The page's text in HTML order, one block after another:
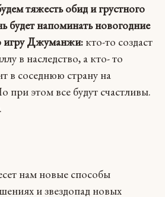
тяжесть обид и грустного
будет напоминать новогодние
игру Джуманжи:кто-то создаст
в наследство, а кто- то
в соседнюю страну на
этом все будут счастливы.
нам новые способы
и звездопад новых